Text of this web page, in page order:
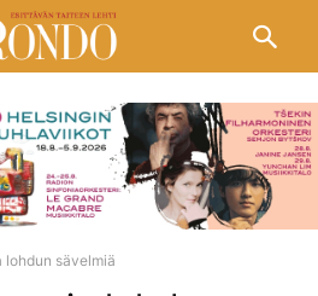
lohdun sävelmiä